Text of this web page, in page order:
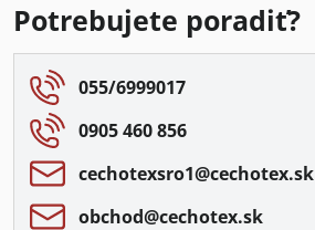
Potrebujete poradiť?
055/6999017
0905 460 856
cechotexsro1​@cechotex​.sk
obchod​@cechotex​.sk